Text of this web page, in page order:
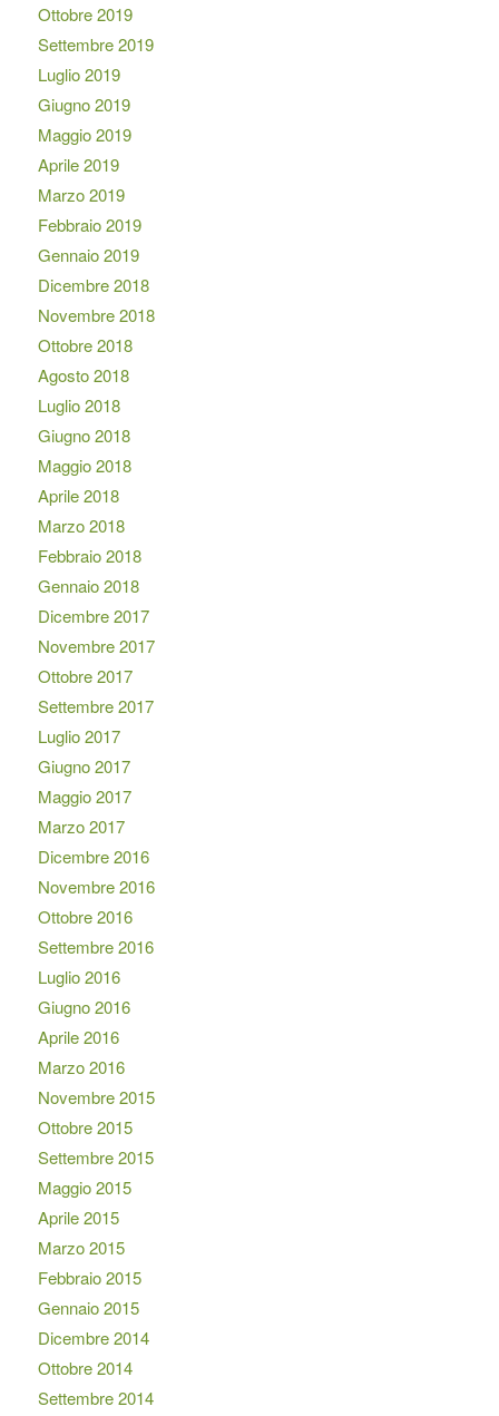
Ottobre 2019
Settembre 2019
Luglio 2019
Giugno 2019
Maggio 2019
Aprile 2019
Marzo 2019
Febbraio 2019
Gennaio 2019
Dicembre 2018
Novembre 2018
Ottobre 2018
Agosto 2018
Luglio 2018
Giugno 2018
Maggio 2018
Aprile 2018
Marzo 2018
Febbraio 2018
Gennaio 2018
Dicembre 2017
Novembre 2017
Ottobre 2017
Settembre 2017
Luglio 2017
Giugno 2017
Maggio 2017
Marzo 2017
Dicembre 2016
Novembre 2016
Ottobre 2016
Settembre 2016
Luglio 2016
Giugno 2016
Aprile 2016
Marzo 2016
Novembre 2015
Ottobre 2015
Settembre 2015
Maggio 2015
Aprile 2015
Marzo 2015
Febbraio 2015
Gennaio 2015
Dicembre 2014
Ottobre 2014
Settembre 2014